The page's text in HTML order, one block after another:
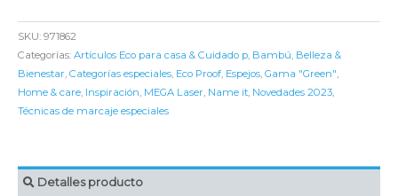
SKU: 971862
Categorías: Artículos Eco para casa & Cuidado p Bambú Belleza &
Bienestar Categorías especiales Eco Proof Espejos Gama "Green"
Home & care Inspiración MEGA Laser Name it Novedades 2023
Técnicas de marcaje especiales
Detalles producto